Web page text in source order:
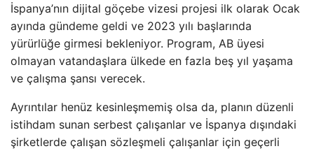
İspanya’nın dijital göçebe vizesi projesi ilk olarak Ocak
ayında gündeme geldi ve 2023 yılı başlarında
yürürlüğe girmesi bekleniyor. Program, AB üyesi
olmayan vatandaşlara ülkede en fazla beş yıl yaşama
ve çalışma şansı verecek.
Ayrıntılar henüz kesinleşmemiş olsa da, planın düzenli
istihdam sunan serbest çalışanlar ve İspanya dışındaki
şirketlerde çalışan sözleşmeli çalışanlar için geçerli